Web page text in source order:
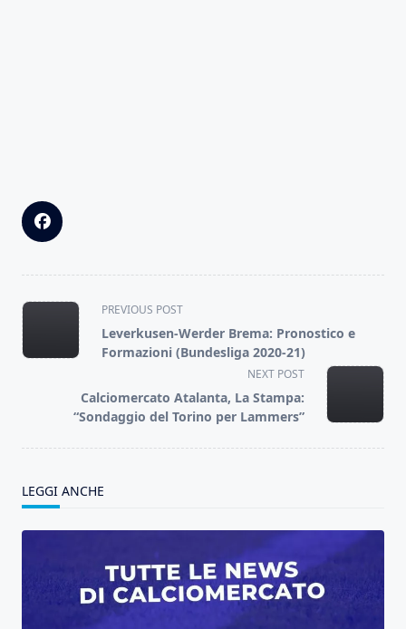
<span
class="nav-
subtitle
text">Page</span>
PREVIOUS POST
Leverkusen-Werder Brema: Pronostico e
Formazioni (Bundesliga 2020-21)
NEXT POST
Calciomercato Atalanta, La Stampa:
“Sondaggio del Torino per Lammers”
LEGGI ANCHE